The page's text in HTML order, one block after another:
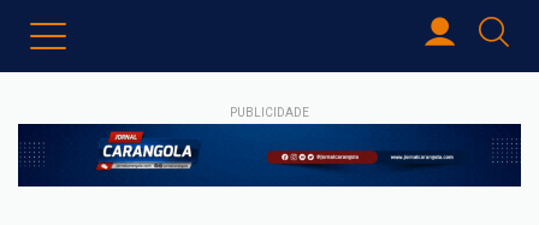
PUBLICIDADE